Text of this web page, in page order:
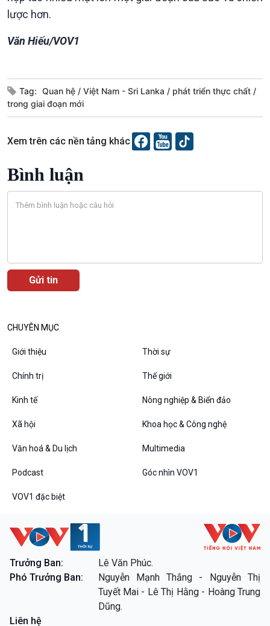
Podcast
Góc nhìn VOV1
Câu chuyện thời sự
Chân dung cuộc sống
lược hơn.
Văn Hiếu/VOV1
Tag: Quan hệ Việt Nam - Sri Lanka
phát triển thực chất
trong giai đoạn mới
Xem trên các nền tảng khác
Bình luận
CHUYÊN MỤC
Giới thiệu Thời sự
Chính trị Thế giới
Kinh tế Nông nghiệp & Biển đảo
Xã hội Khoa học & Công nghệ
Văn hoá & Du lịch Multimedia
Podcast Góc nhìn VOV1
VOV1 đặc biệt
Trưởng Ban:
Lê Văn Phúc.
Phó Trưởng Ban:
Nguyễn Mạnh Thắng - Nguyễn Thị
Tuyết Mai - Lê Thị Hằng - Hoàng Trung
Dũng.
Liên hệ